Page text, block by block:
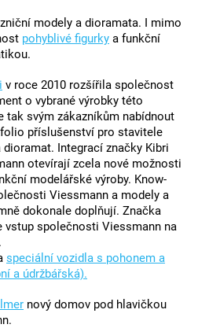
modely a dioramata. I mimo
pohyblivé figurky a funkční
v roce 2010 rozšířila společnost
o vybrané výrobky této
tak svým zákazníkům nabídnout
příslušenství pro stavitele
Integrací značky Kibri
otevírají zcela nové možnosti
modelářské výroby. Know-
Viessmann a modely a
dokonale doplňují. Značka
vstup společnosti Viessmann na
speciální vozidla s pohonem a
a údržbářská).
nový domov pod hlavičkou